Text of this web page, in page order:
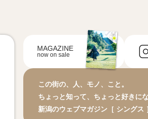
MAGAZINE
now on sale
この街の、人、モノ、こと。
ちょっと知って、ちょっと好きに
新潟のウェブマガジン［ シングス